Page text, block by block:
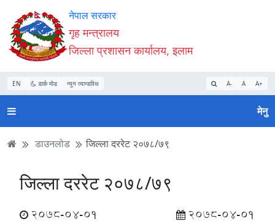
Accessibility
Mode
सुरु
गर्नुहोस्
सामाग्री
पढ्नुहाेस्
नेभिगेसन
पढ्नुहाेस्
वेबसाइट
खोजमा
जानुहोस्
नेपाल सरकार
गृह मन्त्रालय
जिल्ला प्रशासन कार्यालय, इलाम
EN डार्क मोड न्यून व्यान्डविथ A- A A+
मेनु
डाउनलोड जिल्ला दररेट २०७८/७९
जिल्ला दररेट २०७८/७९
2078-04-01 2078-04-01